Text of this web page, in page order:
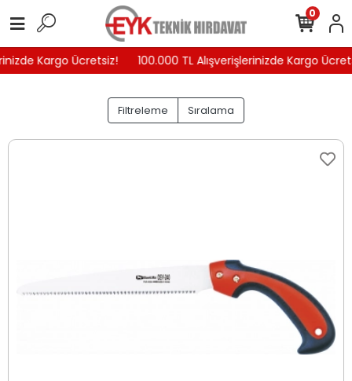
Kargo Ücretsiz! 100.000 TL Alışverişlerinizde Kargo
0
Filtreleme Sıralama